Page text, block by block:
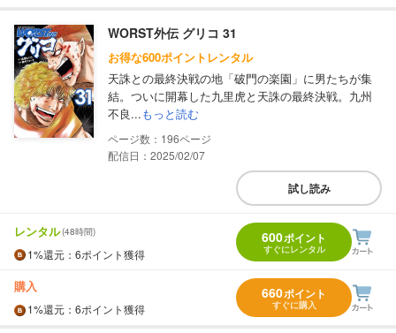
WORST外伝 グリコ 31
お得な600ポイントレンタル
天誅との最終決戦の地「破門の楽園」に男たちが集
結。ついに開幕した九里虎と天誅の最終決戦。九州
不良...もっと読む
196
配信日：2025/02/07
試し読み
レンタル(48時間)
1%還元 ：6ポイント獲得
600ポイント
すぐにレンタル
購入
1%還元 ：6ポイント獲得
660ポイント
すぐに購入